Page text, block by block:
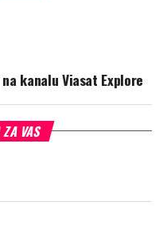
kanalu Viasat Explore
ZA VAS